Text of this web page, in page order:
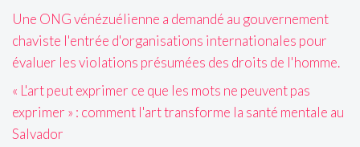
Une ONG vénézuélienne a demandé au gouvernement
chaviste l'entrée d'organisations internationales pour
évaluer les violations présumées des droits de l'homme.
« L'art peut exprimer ce que les mots ne peuvent pas
exprimer » : comment l'art transforme la santé mentale au
Salvador